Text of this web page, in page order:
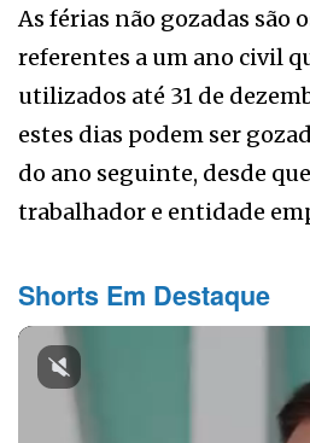
As férias não gozadas são
referentes a um ano civil
utilizados até 31 de
estes dias podem ser
do ano seguinte, desde
trabalhador e entidade
Shorts Em Destaque